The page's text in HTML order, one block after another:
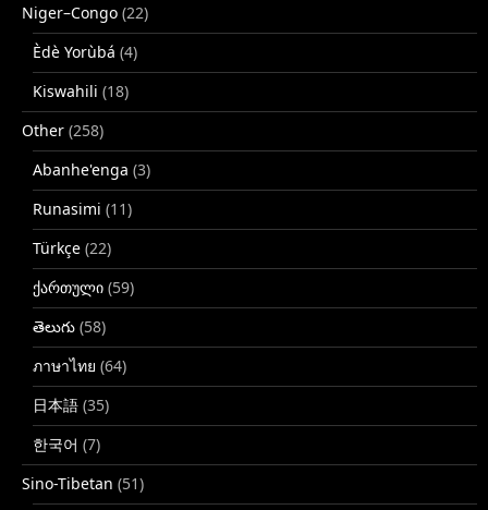
Niger–Congo (22)
Èdè Yorùbá (4)
Kiswahili (18)
Other (258)
Abanhe'enga (3)
Runasimi (11)
Türkçe (22)
ქართული (59)
తెలుగు (58)
ภาษาไทย (64)
日本語 (35)
한국어 (7)
Sino-Tibetan (51)